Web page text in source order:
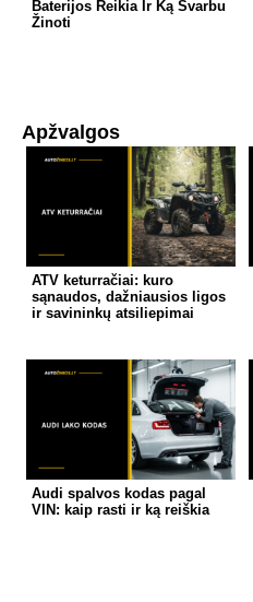
Baterijos Reikia Ir Ką Svarbu
Žinoti
Apžvalgos
ATV keturračiai: kuro
sąnaudos, dažniausios ligos
ir savininkų atsiliepimai
Audi spalvos kodas pagal
VIN: kaip rasti ir ką reiškia